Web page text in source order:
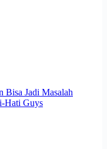
Bisa Jadi Masalah
Hati Guys